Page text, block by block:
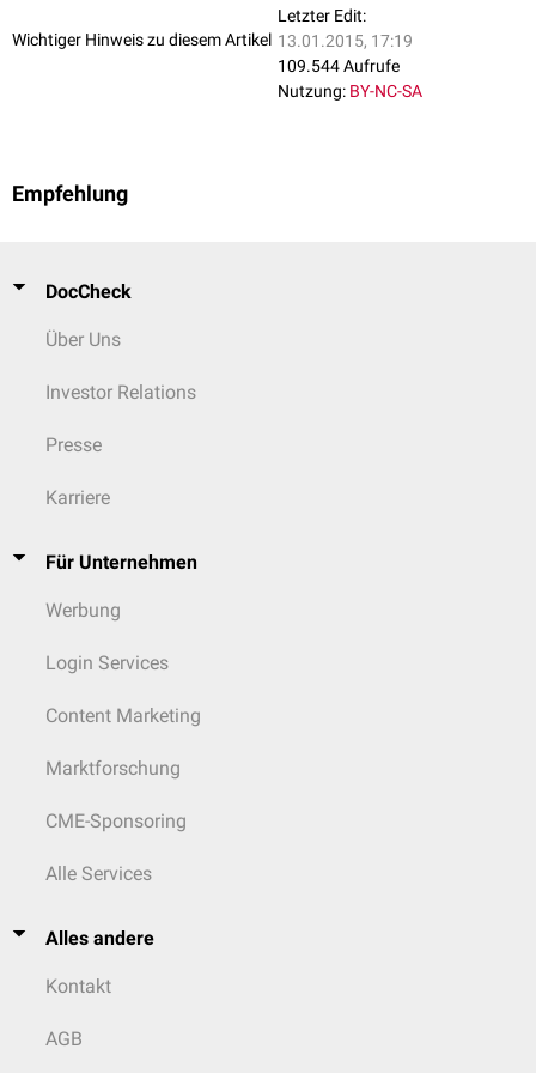
Extern
Hämatome- unabhängig von der
Hypothermieund Verletzungen
Wichtiger Hinweis zu diesem Artikel
Letzter Edit:
13.01.2015, 17:19
109.544 Aufrufe
Nutzung: BY-NC-SA
Empfehlung
DocCheck
Über Uns
Investor Relations
Presse
Karriere
Für Unternehmen
Werbung
Login Services
Content Marketing
Marktforschung
CME-Sponsoring
Alle Services
Alles andere
Kontakt
AGB